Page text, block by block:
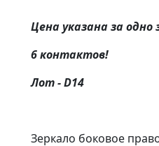
Цена указана за одно
6 контактов!
Лот - D14
Зеркало боковое